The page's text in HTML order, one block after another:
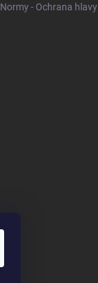
Normy - Ochrana hlavy